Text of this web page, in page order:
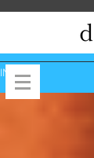
INÍCIO